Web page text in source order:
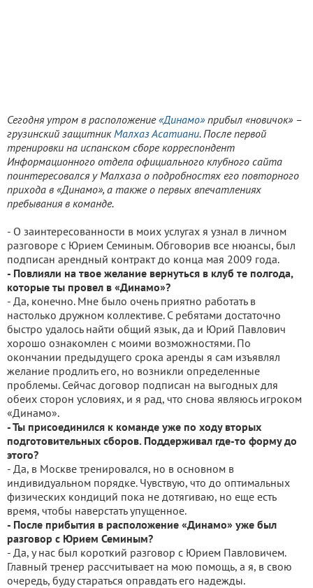
Сегодня утром в расположение«Динамо»прибыл «новичок» –
грузинский защитникМалхаз Асатиани. После первой
тренировки на испанском сборе корреспондент
Информационного отдела официального клубного сайта
поинтересовался у Малхаза о подробностях его повторного
прихода в «Динамо», а также о первых впечатлениях
пребывания в команде.
- О заинтересованности в моих услугах я узнал в личном
разговоре с Юрием Семиным. Обговорив все нюансы, был
подписан арендный контракт до конца мая 2009 года.
- Повлияли на твое желание вернуться в клуб те полгода,
которые ты провел в «Динамо»?
- Да, конечно. Мне было очень приятно работать в
настолько дружном коллективе. С ребятами достаточно
быстро удалось найти общий язык, да и Юрий Павлович
хорошо ознакомлен с моими возможностями. По
окончании предыдущего срока аренды я сам изъявлял
желание продлить его, но возникли определенные
проблемы. Сейчас договор подписан на выгодных для
обеих сторон условиях, и я рад, что снова являюсь игроком
«Динамо».
- Ты присоединился к команде уже по ходу вторых
подготовительных сборов. Поддерживал где-то форму до
этого?
- Да, в Москве тренировался, но в основном в
индивидуальном порядке. Чувствую, что до оптимальных
физических кондиций пока не дотягиваю, но еще есть
время, чтобы наверстать упущенное.
- После прибытия в расположение «Динамо» уже был
разговор с Юрием Семиным?
- Да, у нас был короткий разговор с Юрием Павловичем.
Главный тренер рассчитывает на мою помощь, а я, в свою
очередь, буду стараться оправдать его надежды.